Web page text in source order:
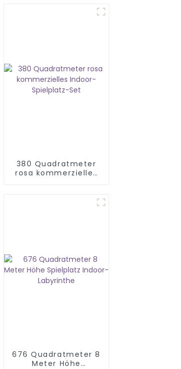
380 Quadratmeter
rosa kommerzielles
676 Quadratmeter 8
Meter Höhe